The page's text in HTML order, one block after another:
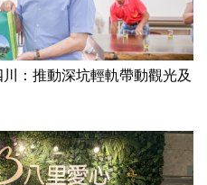
：推動深坑輕軌帶動觀光及